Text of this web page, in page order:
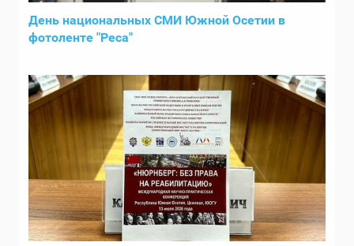
День национальных СМИ Южной Осетии в
фотоленте "Реса"